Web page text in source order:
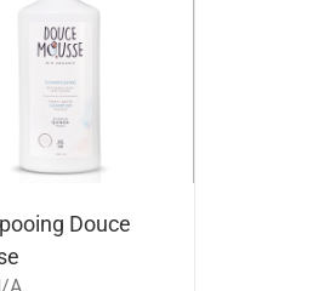
Douce